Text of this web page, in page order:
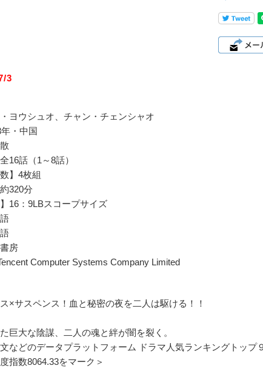
3
・ヨウシュオ、チャン・チェンシャオ
年・中国
朝云散
16話（1～8話）
】4枚組
320分
】16：9LBスコープサイズ
房
Computer Systems Company Limited
×サスペンス！血と秘密の夜を二人は駆ける！！
巨大な陰謀、二人の魂と絆が闇を裂く。
などのデータプラットフォーム ドラマ人気ランキングトップ
指数8064.33をマーク＞